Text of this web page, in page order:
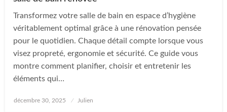
Transformez votre salle de bain en espace d’hygiène
véritablement optimal grâce à une rénovation pensée
pour le quotidien. Chaque détail compte lorsque vous
visez propreté, ergonomie et sécurité. Ce guide vous
montre comment planifier, choisir et entretenir les
éléments qui…
Posted
décembre 30, 2025 Julien